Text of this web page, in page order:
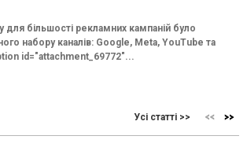
для більшості рекламних кампаній було
набору каналів: Google, Meta, YouTube та
id="attachment_69772"...
Усі статті >>